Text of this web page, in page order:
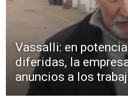
Vassalli: en
diferidas, la
anuncios a los